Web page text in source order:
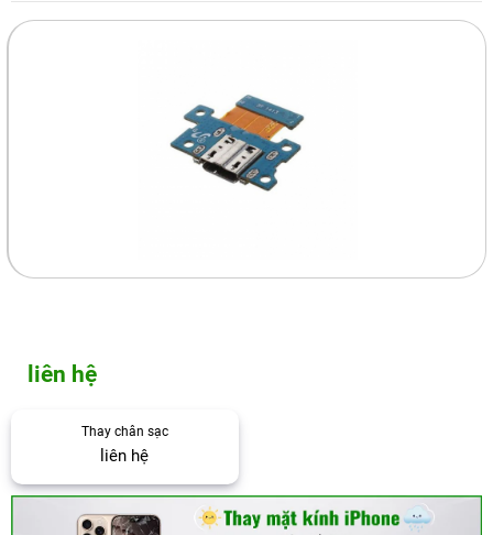
liên hệ
Thay chân sạc
liên hệ